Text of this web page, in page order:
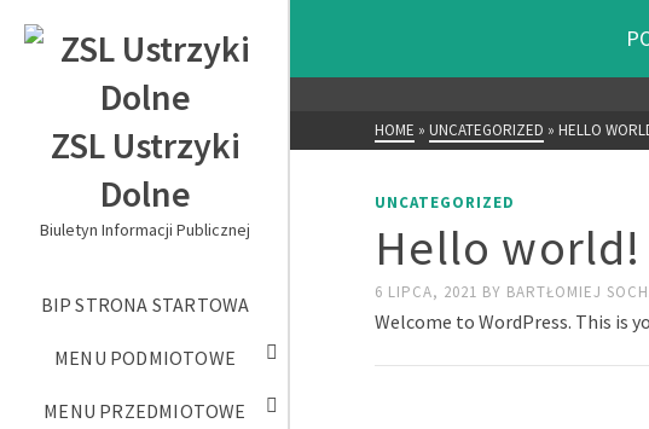
ZSL Ustrzyki
Dolne
Biuletyn Informacji Publicznej
BIP STRONA STARTOWA
MENU PODMIOTOWE
MENU PRZEDMIOTOWE
HOME » UNCATEGORIZED » HELLO
UNCATEGORIZED
Hello world!
6 LIPCA, 2021 BY BARTŁOMIEJ
Welcome to WordPress. This